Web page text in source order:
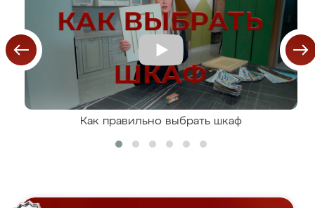
Как правильно выбрать шкаф